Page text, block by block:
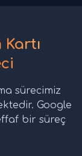
sürecimiz
Google
bir süreç